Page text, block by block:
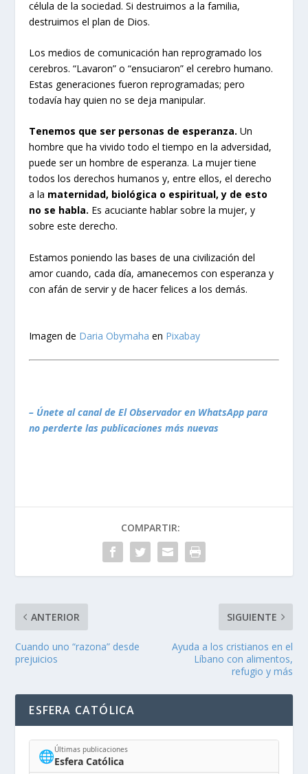
célula de la sociedad. Si destruimos a la familia,
destruimos el plan de Dios.
Los medios de comunicación han reprogramado los
cerebros. “Lavaron” o “ensuciaron” el cerebro humano.
Estas generaciones fueron reprogramadas; pero
todavía hay quien no se deja manipular.
Tenemos que ser personas de esperanza. Un
hombre que ha vivido todo el tiempo en la adversidad,
puede ser un hombre de esperanza. La mujer tiene
todos los derechos humanos y, entre ellos, el derecho
a la maternidad, biológica o espiritual, y de esto
no se habla. Es acuciante hablar sobre la mujer, y
sobre este derecho.
Estamos poniendo las bases de una civilización del
amor cuando, cada día, amanecemos con esperanza y
con afán de servir y de hacer felices a los demás.
Imagen de Daria Obymaha en Pixabay
– Únete al canal de El Observador en WhatsApp para
no perderte las publicaciones más nuevas
COMPARTIR:
ANTERIOR
Cuando uno “razona” desde
prejuicios
SIGUIENTE
Ayuda a los cristianos en el
Líbano con alimentos,
refugio y más
ESFERA CATÓLICA
🌐Últimas publicaciones
Esfera Católica